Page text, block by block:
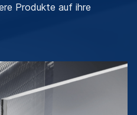
Produkte auf ihre